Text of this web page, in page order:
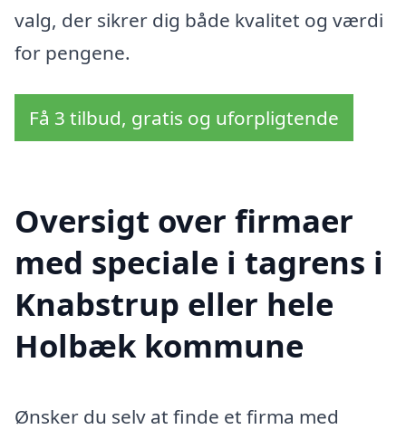
valg, der sikrer dig både kvalitet og værdi
for pengene.
Få 3 tilbud, gratis og uforpligtende
Oversigt over firmaer
med speciale i tagrens i
Knabstrup eller hele
Holbæk kommune
Ønsker du selv at finde et firma med